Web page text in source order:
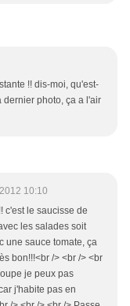
!! dis-moi, qu'est-
dernier photo, ça a l'air
10:10
c'est le saucisse de
les salades soit
une sauce tomate, ça
bon!!!<br /> <br /> <br
je peux pas
j'habite pas en